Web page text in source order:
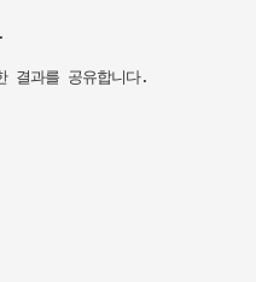
결과를 공유합니다.